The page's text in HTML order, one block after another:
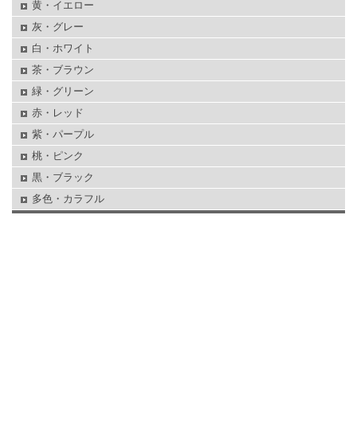
黄・イエロー
灰・グレー
白・ホワイト
茶・ブラウン
緑・グリーン
赤・レッド
紫・パープル
桃・ピンク
黒・ブラック
多色・カラフル